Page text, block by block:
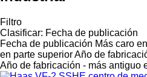
Filtro
Clasificar: Fecha de publicación
Fecha de publicación Más caro
en parte superiorAño de
Año de fabricación - más antiguo